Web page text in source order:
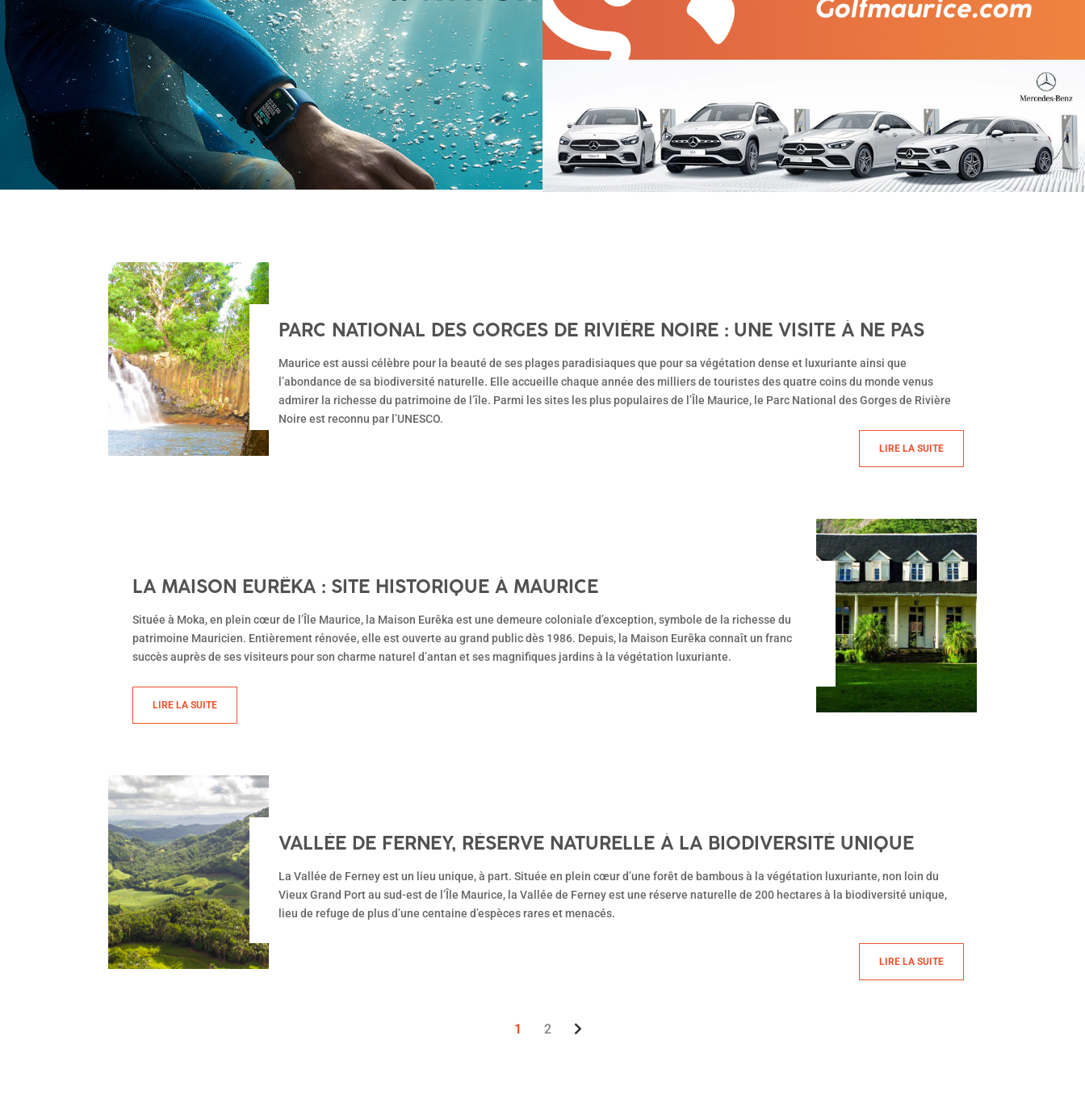
PARC NATIONAL DES GORGES DE RIVIÈRE NOIRE : UNE VISITE À NE PAS
Maurice est aussi célèbre pour la beauté de ses plages paradisiaques que pour sa végétation dense et luxuriante ainsi que
l’abondance de sa biodiversité naturelle. Elle accueille chaque année des milliers de touristes des quatre coins du monde venus
admirer la richesse du patrimoine de l’île. Parmi les sites les plus populaires de l’Île Maurice, le Parc National des Gorges de Rivière
Noire est reconnu par l’UNESCO.
LIRE LA SUITE
LA MAISON EURÊKA : SITE HISTORIQUE À MAURICE
Située à Moka, en plein cœur de l’Île Maurice, la Maison Eurêka est une demeure coloniale d’exception, symbole de la richesse du
patrimoine Mauricien. Entièrement rénovée, elle est ouverte au grand public dès 1986. Depuis, la Maison Eurêka connaît un franc
succès auprès de ses visiteurs pour son charme naturel d’antan et ses magnifiques jardins à la végétation luxuriante.
LIRE LA SUITE
VALLÉE DE FERNEY, RÉSERVE NATURELLE À LA BIODIVERSITÉ UNIQUE
La Vallée de Ferney est un lieu unique, à part. Située en plein cœur d’une forêt de bambous à la végétation luxuriante, non loin du
Vieux Grand Port au sud-est de l’Île Maurice, la Vallée de Ferney est une réserve naturelle de 200 hectares à la biodiversité unique,
lieu de refuge de plus d’une centaine d’espèces rares et menacés.
LIRE LA SUITE
1 2